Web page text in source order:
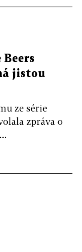
Beers
jistou
ze série
zpráva o